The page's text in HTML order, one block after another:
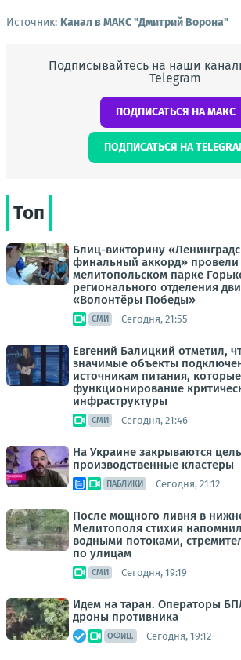
Источник: Канал в МАКС "Дмитрий Ворона"
Подписывайтесь на наши
Telegram
ПОДПИСАТЬСЯ НА МАКС
ПОДПИСАТЬСЯ НА
Топ
Блиц-викторину
финальный аккорд» провели
мелитопольском парке
регионального отделения
«Волонтёры Победы»
СМИ Сегодня, 21:55
Евгений Балицкий отметил,
значимые объекты
источникам питания,
функционирование
инфраструктуры
СМИ Сегодня, 21:46
На Украине закрываются
производственные кластеры
ПАБЛИКИ Сегодня, 21:12
После мощного ливня в
Мелитополя стихия
водными потоками,
по улицам
СМИ Сегодня, 19:19
Идем на таран. Операторы
дроны противника
ОФИЦ. Сегодня, 19:12